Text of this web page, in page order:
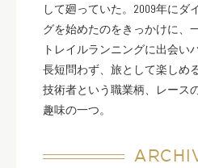
して廻っていた。2009年にダ
グを始めたのをきっかけに、
トレイルランニングに出会い
長短問わず、旅として楽しめ
技術者という職業柄、レース
趣味の一つ。